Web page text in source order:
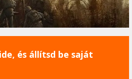
és állítsd be saját